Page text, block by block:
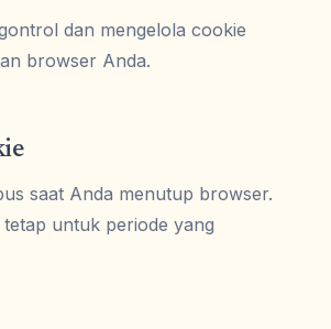
dan mengelola cookie
browser Anda.
saat Anda menutup browser.
untuk periode yang